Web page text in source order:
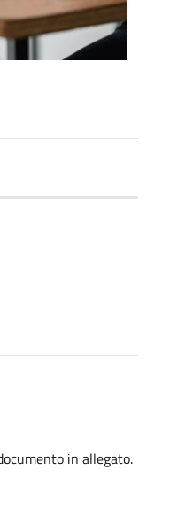
in allegato.